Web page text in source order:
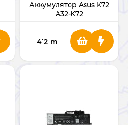
Аккумулятор Asus K72
A32-K72
412 m